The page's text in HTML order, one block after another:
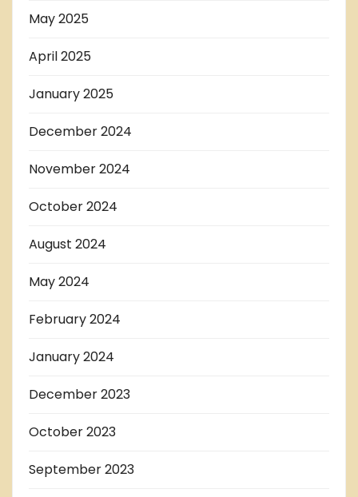
May 2025
April 2025
January 2025
December 2024
November 2024
October 2024
August 2024
May 2024
February 2024
January 2024
December 2023
October 2023
September 2023